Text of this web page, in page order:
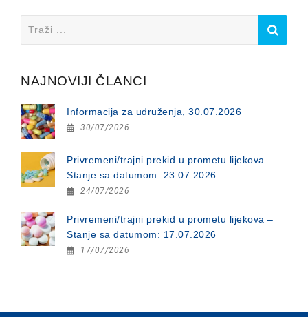
NAJNOVIJI ČLANCI
Informacija za udruženja, 30.07.2026
30/07/2026
Privremeni/trajni prekid u prometu lijekova –
Stanje sa datumom: 23.07.2026
24/07/2026
Privremeni/trajni prekid u prometu lijekova –
Stanje sa datumom: 17.07.2026
17/07/2026